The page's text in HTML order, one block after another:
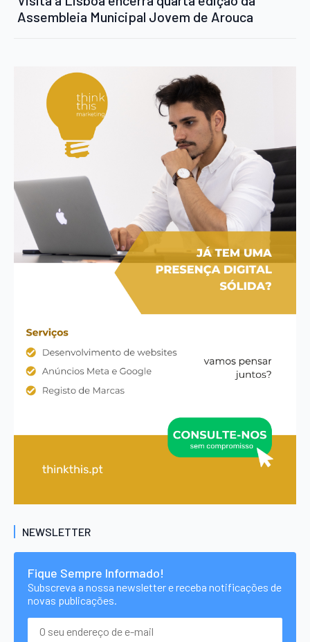
Assembleia Municipal Jovem de Arouca
NEWSLETTER
Fique Sempre Informado!
Subscreva a nossa newsletter e receba notificações de
novas publicações.